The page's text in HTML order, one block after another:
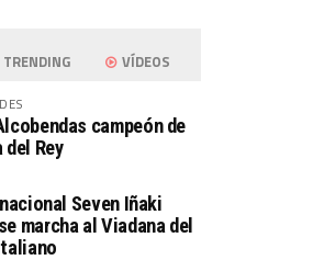
TRENDING VÍDEOS
campeón de
del Rey
Seven Iñaki
marcha al Viadana del